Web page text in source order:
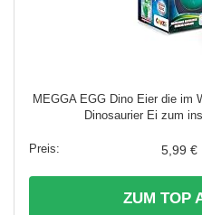
MEGGA EGG Dino Eier die im
Dinosaurier Ei zum
5,99 €
ZUM TOP